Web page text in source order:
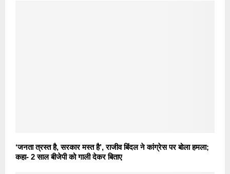
‘जनता त्रस्त है, सरकार मस्त है’, राजीव बिंदल ने कांग्रेस पर बोला हमला;
कहा- 2 साल बीजेपी को गाली देकर बिताए